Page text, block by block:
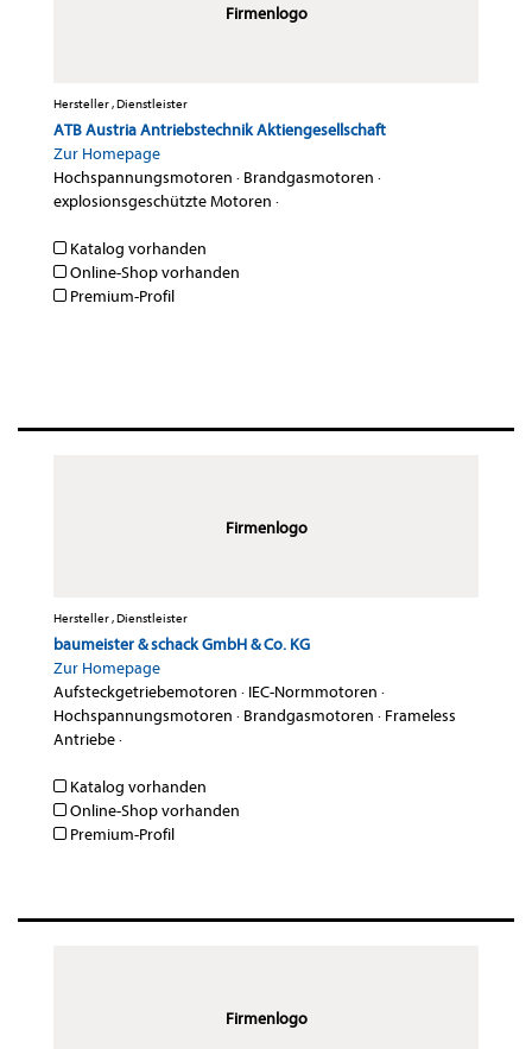
Firmenlogo
Hersteller , Dienstleister
ATB Austria Antriebstechnik Aktiengesellschaft
Zur Homepage
Hochspannungsmotoren · Brandgasmotoren ·
explosionsgeschützte Motoren ·
Katalog vorhanden
Online-Shop vorhanden
Premium-Profil
Firmenlogo
Hersteller , Dienstleister
baumeister & schack GmbH & Co. KG
Zur Homepage
Aufsteckgetriebemotoren · IEC-Normmotoren ·
Hochspannungsmotoren · Brandgasmotoren · Frameless
Antriebe·
Katalog vorhanden
Online-Shop vorhanden
Premium-Profil
Firmenlogo